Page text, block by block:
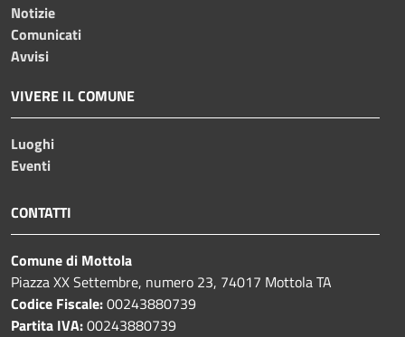
Notizie
Comunicati
Avvisi
VIVERE IL COMUNE
Luoghi
Eventi
CONTATTI
Comune di Mottola
Piazza XX Settembre, numero 23, 74017 Mottola TA
Codice Fiscale:00243880739
Partita IVA:00243880739